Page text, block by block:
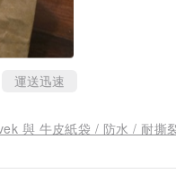
運送迅速
與 牛皮紙袋 / 防水 / 耐撕